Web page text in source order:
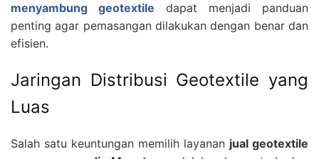
menyambung geotextile dapat menjadi panduan
penting agar pemasangan dilakukan dengan benar dan
efisien.
Jaringan Distribusi Geotextile yang
Luas
Salah satu keuntungan memilih layanan jual geotextile